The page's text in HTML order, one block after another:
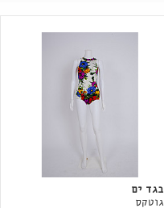
בגד ים
גוטקס